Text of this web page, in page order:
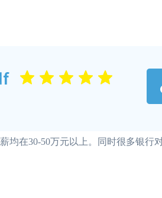
均在30-50万元以上。同时很多银行